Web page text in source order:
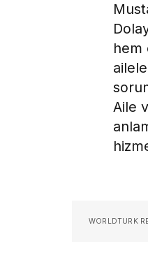
hem
Aile
WORLDTURK